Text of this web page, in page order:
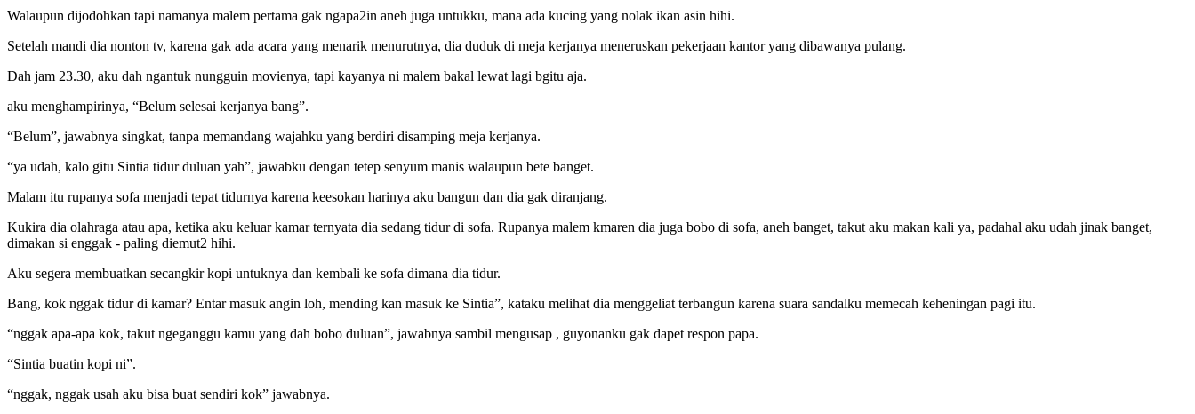
Walaupun dijodohkan tapi namanya malem pertama gak ngapa2in aneh juga untukku, mana ada kucing yang nolak ikan asin hihi.
Setelah mandi dia nonton tv, karena gak ada acara yang menarik menurutnya, dia duduk di meja kerjanya meneruskan pekerjaan kantor yang dibawanya pulang.
Dah jam 23.30, aku dah ngantuk nungguin movienya, tapi kayanya ni malem bakal lewat lagi bgitu aja.
aku menghampirinya, “Belum selesai kerjanya bang”.
“Belum”, jawabnya singkat, tanpa memandang wajahku yang berdiri disamping meja kerjanya.
“ya udah, kalo gitu Sintia tidur duluan yah”, jawabku dengan tetep senyum manis walaupun bete banget.
Malam itu rupanya sofa menjadi tepat tidurnya karena keesokan harinya aku bangun dan dia gak diranjang.
Kukira dia olahraga atau apa, ketika aku keluar kamar ternyata dia sedang tidur di sofa. Rupanya malem kmaren dia juga bobo di sofa, aneh banget, takut aku makan kali ya, padahal aku udah jinak banget,
dimakan si enggak - paling diemut2 hihi.
Aku segera membuatkan secangkir kopi untuknya dan kembali ke sofa dimana dia tidur.
Bang, kok nggak tidur di kamar? Entar masuk angin loh, mending kan masuk ke Sintia”, kataku melihat dia menggeliat terbangun karena suara sandalku memecah keheningan pagi itu.
“nggak apa-apa kok, takut ngeganggu kamu yang dah bobo duluan”, jawabnya sambil mengusap , guyonanku gak dapet respon papa.
“Sintia buatin kopi ni”.
“nggak, nggak usah aku bisa buat sendiri kok” jawabnya.